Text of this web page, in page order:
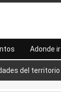
del territorio
Adonde ir